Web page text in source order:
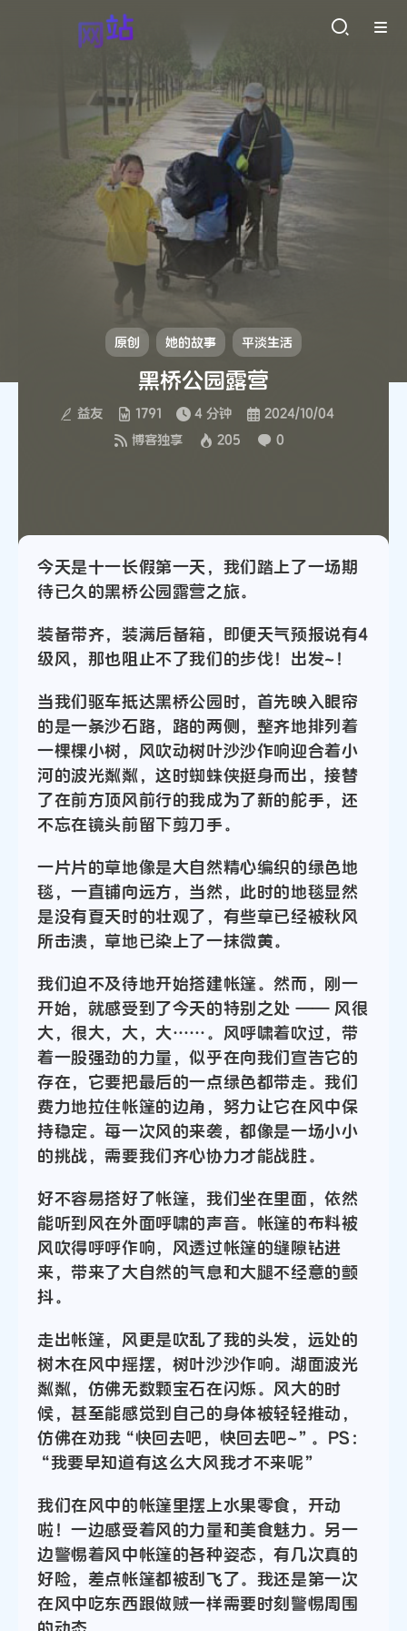
原创 她的故事 平淡生活
黑桥公园露营
益友 1791 4 分钟
2024/10/04
博客独享
205 0
今天是十一长假第一天，我们踏上了一场期
待已久的黑桥公园露营之旅。
装备带齐，装满后备箱，即便天气预报说有4
级风，那也阻止不了我们的步伐！出发~！
当我们驱车抵达黑桥公园时，首先映入眼帘
的是一条沙石路，路的两侧，整齐地排列着
一棵棵小树，风吹动树叶沙沙作响迎合着小
河的波光粼粼，这时蜘蛛侠挺身而出，接替
了在前方顶风前行的我成为了新的舵手，还
不忘在镜头前留下剪刀手。
一片片的草地像是大自然精心编织的绿色地
毯，一直铺向远方，当然，此时的地毯显然
是没有夏天时的壮观了，有些草已经被秋风
所击溃，草地已染上了一抹微黄。
我们迫不及待地开始搭建帐篷。然而，刚一
开始，就感受到了今天的特别之处 —— 风很
大，很大，大，大……。风呼啸着吹过，带
着一股强劲的力量，似乎在向我们宣告它的
存在，它要把最后的一点绿色都带走。我们
费力地拉住帐篷的边角，努力让它在风中保
持稳定。每一次风的来袭，都像是一场小小
的挑战，需要我们齐心协力才能战胜。
好不容易搭好了帐篷，我们坐在里面，依然
能听到风在外面呼啸的声音。帐篷的布料被
风吹得呼呼作响，风透过帐篷的缝隙钻进
来，带来了大自然的气息和大腿不经意的颤
抖。
走出帐篷，风更是吹乱了我的头发，远处的
树木在风中摇摆，树叶沙沙作响。湖面波光
粼粼，仿佛无数颗宝石在闪烁。风大的时
候，甚至能感觉到自己的身体被轻轻推动，
仿佛在劝我“快回去吧，快回去吧~”。PS：
“我要早知道有这么大风我才不来呢”
我们在风中的帐篷里摆上水果零食，开动
啦！一边感受着风的力量和美食魅力。另一
边警惕着风中帐篷的各种姿态，有几次真的
好险，差点帐篷都被刮飞了。我还是第一次
在风中吃东西跟做贼一样需要时刻警惕周围